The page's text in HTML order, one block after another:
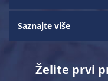
Saznajte više
Želite prvi